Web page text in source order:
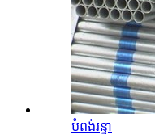
បំពង់រន្ទា